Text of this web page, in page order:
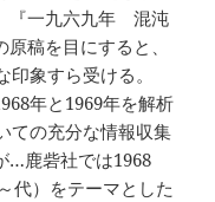
『一九六九年 混沌
稿を目にすると、
象すら受ける。
年と1969年を解析
ての充分な情報収集
…鹿砦社では1968
代）をテーマとした